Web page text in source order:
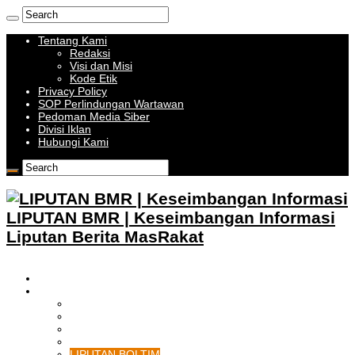
Tentang Kami
Redaksi
Visi dan Misi
Kode Etik
Privacy Policy
SOP Perlindungan Wartawan
Pedoman Media Siber
Divisi Iklan
Hubungi Kami
LIPUTAN BMR | Keseimbangan Informasi
Liputan Berita MasRakat